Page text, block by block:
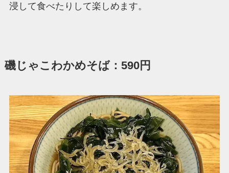
浸して食べたりして楽しめます。
磯じゃこわかめそば：590円